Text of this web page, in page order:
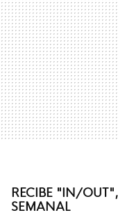
RECIBE "IN/
SEMANAL